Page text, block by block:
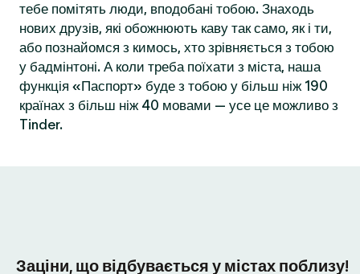
тебе помітять люди, вподобані тобою. Знаходь
нових друзів, які обожнюють каву так само, як і ти,
або познайомся з кимось, хто зрівняється з тобою
у бадмінтоні. А коли треба поїхати з міста, наша
функція «Паспорт» буде з тобою у більш ніж 190
країнах з більш ніж 40 мовами — усе це можливо з
Tinder.
Заціни, що відбувається у містах поблизу!